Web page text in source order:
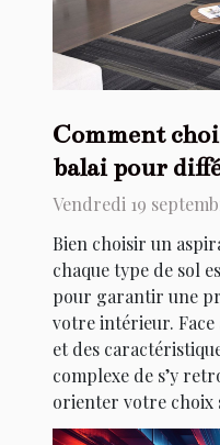
Comment
balai pour
?
Vendredi 19
Bien choisir un
chaque type de sol
pour garantir une
votre intérieur. Face
et des
complexe de s’y
orienter votre choix